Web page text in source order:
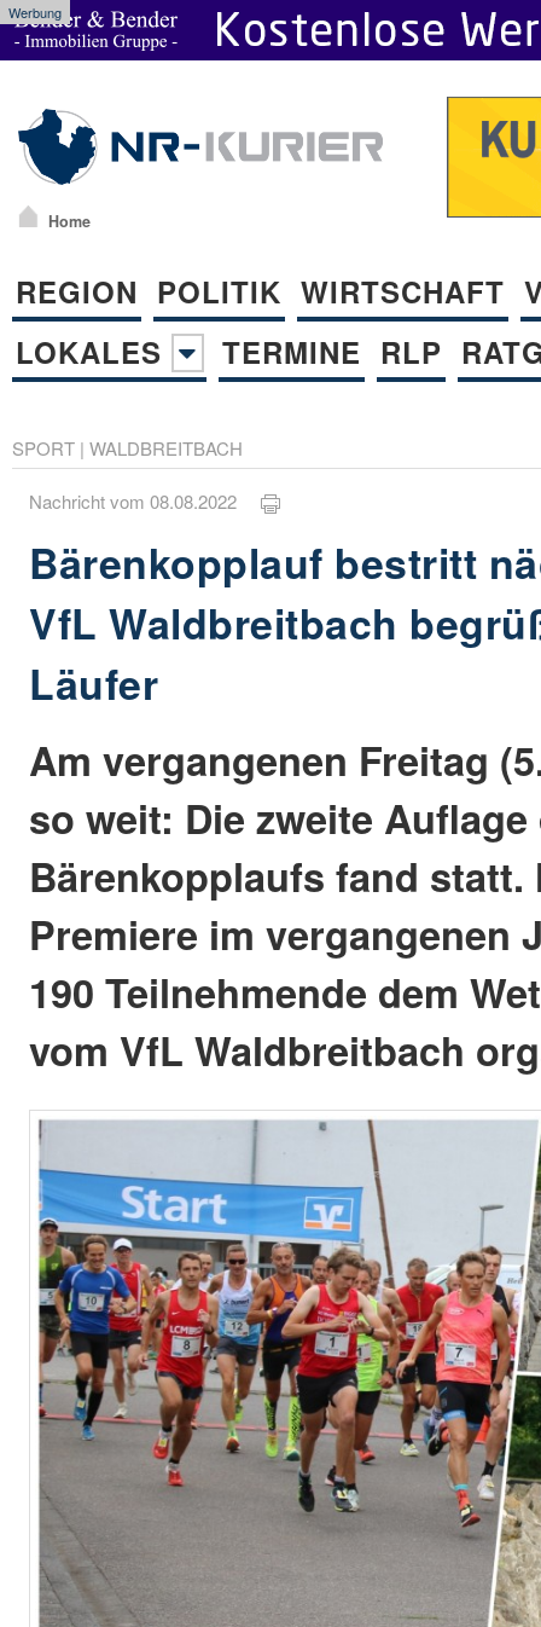
Werbung
Home
REGION POLITIK WIRTSCHAFT
LOKALES
TERMINE RLP
SPORT | WALDBREITBACH
Nachricht vom 08.08.2022
Bärenkopplauf bestritt
VfL Waldbreitbach
Läufer
Am vergangenen Freitag
so weit: Die zweite Auflage
Bärenkopplaufs fand statt.
Premiere im vergangenen
190 Teilnehmende dem
vom VfL Waldbreitbach